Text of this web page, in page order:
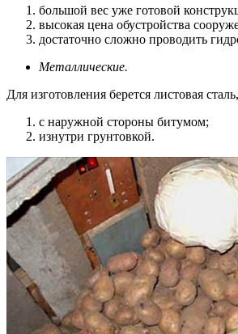
большой вес уже готовой
высокая цена обустройства
достаточно сложно проводить
Металлические.
Для изготовления берется листовая
с наружной стороны битумом;
изнутри грунтовкой.